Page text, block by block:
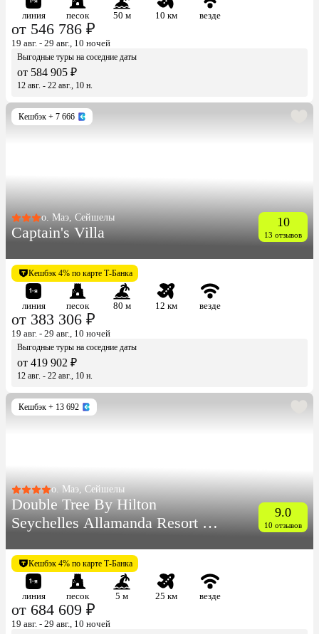
линия песок 50 м 10 км везде
от 546 786 ₽
19 авг. - 29 авг., 10 ночей
Выгодные туры на соседние даты
от 584 905 ₽
12 авг. - 22 авг., 10 н.
Кешбэк + 7 666
о. Маэ, Сейшелы
Captain's Villa
10
13 отзывов
Кешбэк 4% по карте Т-Банка
линия песок 80 м 12 км везде
от 383 306 ₽
19 авг. - 29 авг., 10 ночей
Выгодные туры на соседние даты
от 419 902 ₽
12 авг. - 22 авг., 10 н.
Кешбэк + 13 692
о. Маэ, Сейшелы
Double Tree By Hilton
Seychelles Allamanda Resort &
9.0
10 отзывов
Кешбэк 4% по карте Т-Банка
линия песок 5 м 25 км везде
от 684 609 ₽
19 авг. - 29 авг., 10 ночей